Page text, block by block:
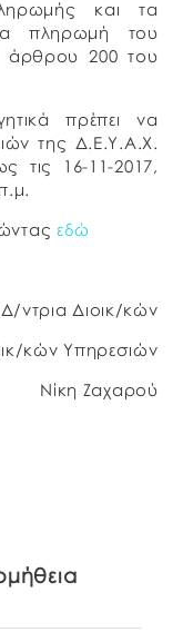
και τα
πληρωμή του
άρθρου 200 του
πρέπει να
της Δ.Ε.Υ.Α.Χ.
τις 16-11-2017,
εδώ
ντρια Διοικ/κών
κών Υπηρεσιών
Νίκη Ζαχαρού